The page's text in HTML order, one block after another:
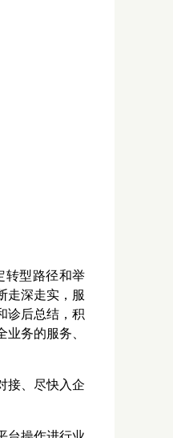
转型路径和举
走深走实，服
诊后总结，积
务的服务、
接、尽快入企